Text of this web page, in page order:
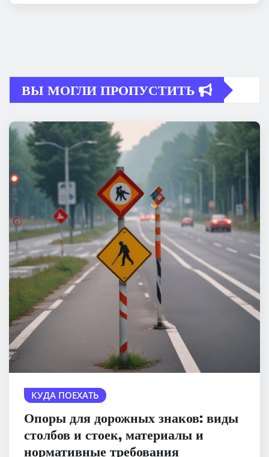
ВЫ МОГЛИ ПРОПУСТИТЬ
КУДА ПОЕХАТЬ
Опоры для дорожных знаков: виды
столбов и стоек, материалы и
нормативные требования